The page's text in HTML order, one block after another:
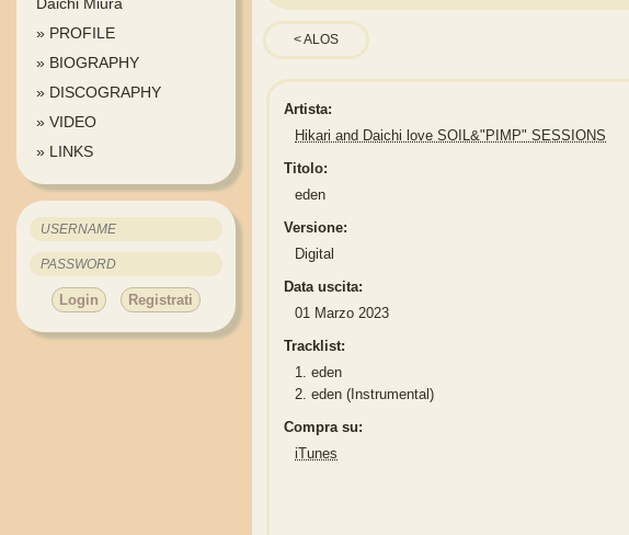
» PROFILE
» BIOGRAPHY
» DISCOGRAPHY
» VIDEO
» LINKS
Login Registrati
ALOS
Artista:
Hikari and Daichi love SOIL&"PIMP" SESSIONS
Titolo:
eden
Versione:
Digital
Data uscita:
01 Marzo 2023
Tracklist:
1. eden
2. eden (Instrumental)
Compra su:
iTunes